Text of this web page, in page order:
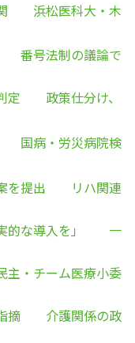
関 浜松医科大・木
番号法制の議論で
定 政策仕分け、
国病・労災病院検
案を提出 リハ関連
実的な導入を」 一
・チーム医療小委
指摘 介護関係の政